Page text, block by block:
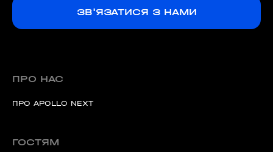
ЗВ'ЯЗАТИСЯ З НАМИ
ПРО НАС
ПРО APOLLO NEXT
ГОСТЯМ